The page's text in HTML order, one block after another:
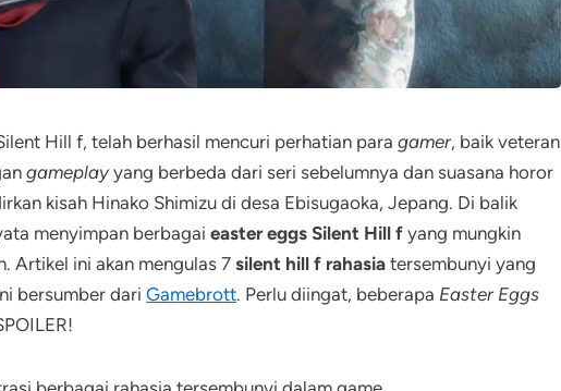
Hill f, telah berhasil mencuri perhatian para gamer, baik veteran
gameplayyang berbeda dari seri sebelumnya dan suasana horor
kisah Hinako Shimizu di desa Ebisugaoka, Jepang. Di balik
menyimpan berbagai easter eggs Silent Hill f yang mungkin
Artikel ini akan mengulas 7 silent hill f rahasia tersembunyi yang
bersumber dari Gamebrott. Perlu diingat, beberapa Easter Eggs